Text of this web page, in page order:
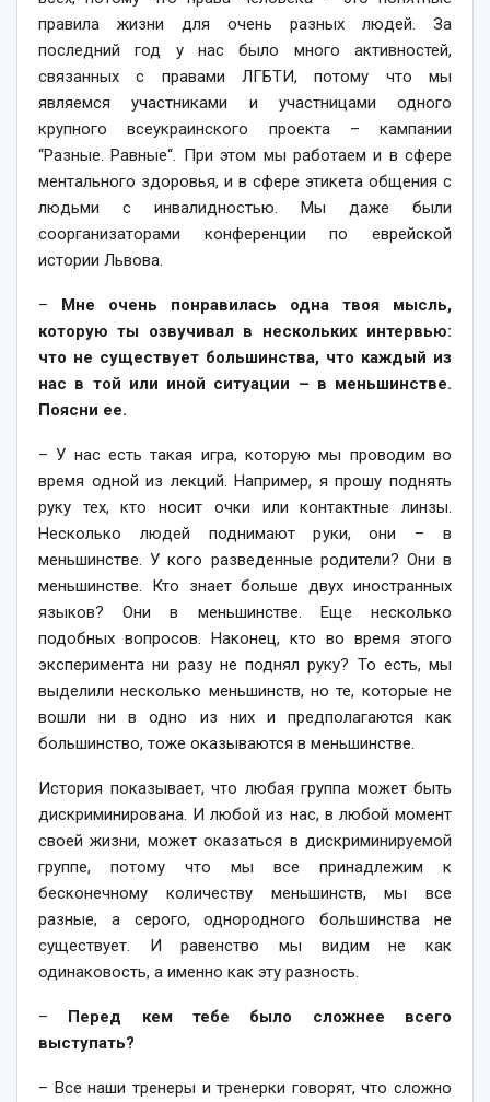
правила жизни для очень разных людей. За
последний год у нас было много активностей,
связанных с правами ЛГБТИ, потому что мы
являемся участниками и участницами одного
крупного всеукраинского проекта – кампании
“Разные. Равные“. При этом мы работаем и в сфере
ментального здоровья, и в сфере этикета общения с
людьми с инвалидностью. Мы даже были
соорганизаторами конференции по еврейской
истории Львова.
– Мне очень понравилась одна твоя мысль,
которую ты озвучивал в нескольких интервью:
что не существует большинства, что каждый из
нас в той или иной ситуации – в меньшинстве.
Поясни ее.
– У нас есть такая игра, которую мы проводим во
время одной из лекций. Например, я прошу поднять
руку тех, кто носит очки или контактные линзы.
Несколько людей поднимают руки, они – в
меньшинстве. У кого разведенные родители? Они в
меньшинстве. Кто знает больше двух иностранных
языков? Они в меньшинстве. Еще несколько
подобных вопросов. Наконец, кто во время этого
эксперимента ни разу не поднял руку? То есть, мы
выделили несколько меньшинств, но те, которые не
вошли ни в одно из них и предполагаются как
большинство, тоже оказываются в меньшинстве.
История показывает, что любая группа может быть
дискриминирована. И любой из нас, в любой момент
своей жизни, может оказаться в дискриминируемой
группе, потому что мы все принадлежим к
бесконечному количеству меньшинств, мы все
разные, а серого, однородного большинства не
существует. И равенство мы видим не как
одинаковость, а именно как эту разность.
– Перед кем тебе было сложнее всего
выступать?
– Все наши тренеры и тренерки говорят, что сложно